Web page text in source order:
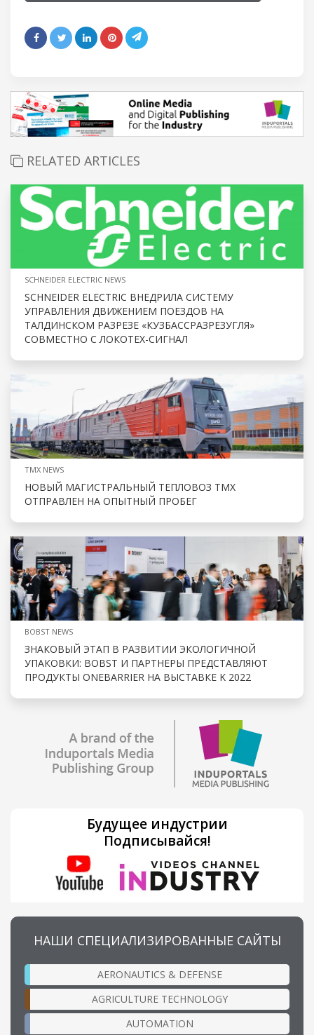
RELATED ARTICLES
SCHNEIDER ELECTRIC NEWS
SCHNEIDER ELECTRIC ВНЕДРИЛА СИСТЕМУ
УПРАВЛЕНИЯ ДВИЖЕНИЕМ ПОЕЗДОВ НА
ТАЛДИНСКОМ РАЗРЕЗЕ «КУЗБАССРАЗРЕЗУГЛЯ»
СОВМЕСТНО С ЛОКОТЕХ-СИГНАЛ
TMX NEWS
НОВЫЙ МАГИСТРАЛЬНЫЙ ТЕПЛОВОЗ ТМХ
ОТПРАВЛЕН НА ОПЫТНЫЙ ПРОБЕГ
BOBST NEWS
ЗНАКОВЫЙ ЭТАП В РАЗВИТИИ ЭКОЛОГИЧНОЙ
УПАКОВКИ: BOBST И ПАРТНЕРЫ ПРЕДСТАВЛЯЮТ
ПРОДУКТЫ ONEBARRIER НА ВЫСТАВКЕ K 2022
Будущее индустрии
Подписывайся!
НАШИ СПЕЦИАЛИЗИРОВАННЫЕ САЙТЫ
AERONAUTICS & DEFENSE
AGRICULTURE TECHNOLOGY
AUTOMATION